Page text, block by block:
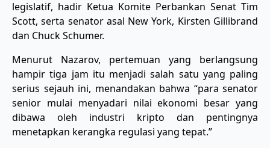
legislatif, hadir Ketua Komite Perbankan Senat Tim
Scott, serta senator asal New York, Kirsten Gillibrand
dan Chuck Schumer.
Menurut Nazarov, pertemuan yang berlangsung
hampir tiga jam itu menjadi salah satu yang paling
serius sejauh ini, menandakan bahwa “para senator
senior mulai menyadari nilai ekonomi besar yang
dibawa oleh industri kripto dan pentingnya
menetapkan kerangka regulasi yang tepat.”